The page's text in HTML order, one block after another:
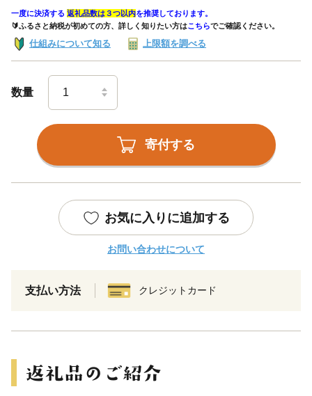
一度に決済する 返礼品数は３つ以内を推奨しております。
🔰ふるさと納税が初めての方、詳しく知りたい方はこちらでご確認ください。
仕組みについて知る 上限額を調べる
数量
寄付する
お気に入りに追加する
お問い合わせについて
支払い方法 クレジットカード